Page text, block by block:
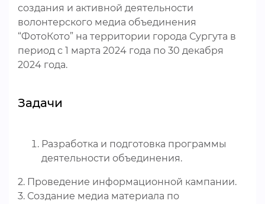
создания и активной деятельности
волонтерского медиа объединения
“ФотоКото” на территории города Сургута в
период с 1 марта 2024 года по 30 декабря
2024 года.
Задачи
Разработка и подготовка программы
деятельности объединения.
2. Проведение информационной кампании.
3. Создание медиа материала по